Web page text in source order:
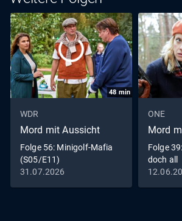
will Jenny richtig ermitteln und fragt
Rat.
48 min
WDR
Mord mit Aussicht
Folge 56: Minigolf-Mafia
(S05/E11)
31.07.2026
ONE
Mord
Folge
doch all